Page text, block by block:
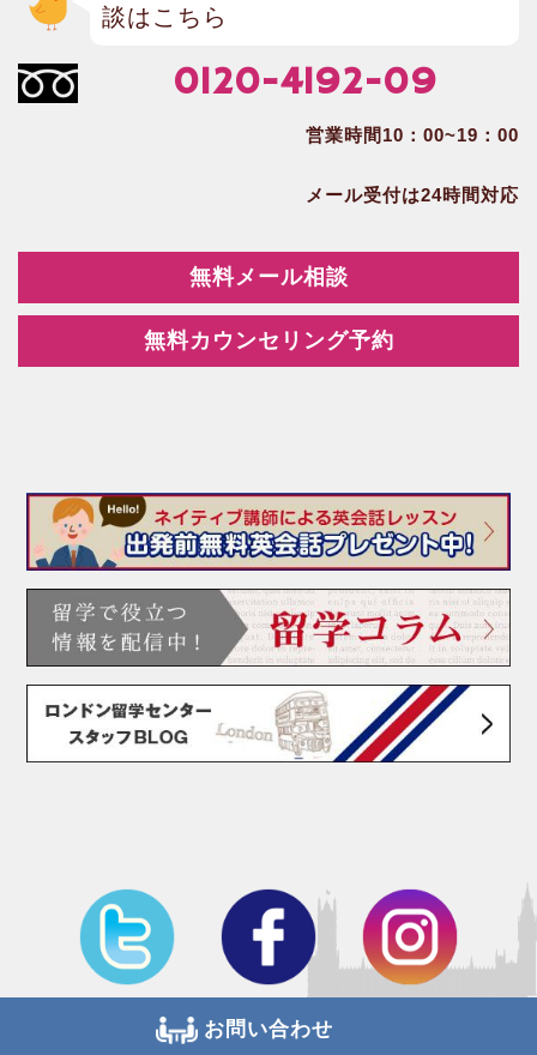
談はこちら
0120-4192-09
営業時間10：00~19：00
メール受付は24時間対応
無料メール相談
無料カウンセリング予約
お問い合わせ